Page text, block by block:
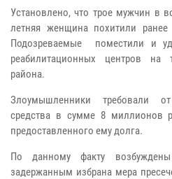
Установлено, что трое мужчин в
летняя женщина похитили
Подозреваемые поместили и
реабилитационных центров на
района.
Злоумышленники требовали
средства в сумме 8 миллионов
предоставленного ему долга.
По данному факту
задержанным избрана мера